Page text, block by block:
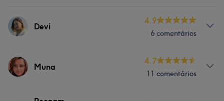
Devi
4.9
6 comentários
Sobre
Devi é uma especialista em beleza e bem-estar
Muna
4.7
11 comentários